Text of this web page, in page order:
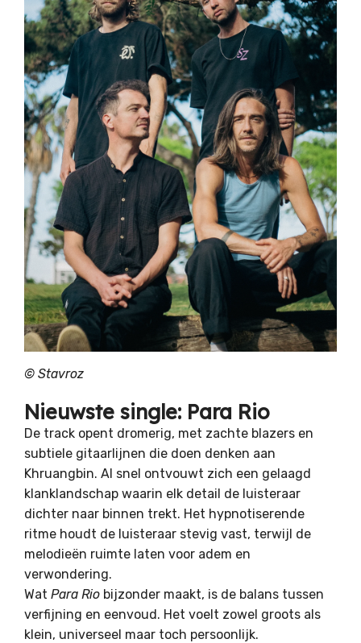
© Stavroz
Nieuwste single: Para Rio
De track opent dromerig, met zachte blazers en
subtiele gitaarlijnen die doen denken aan
Khruangbin. Al snel ontvouwt zich een gelaagd
klanklandschap waarin elk detail de luisteraar
dichter naar binnen trekt. Het hypnotiserende
ritme houdt de luisteraar stevig vast, terwijl de
melodieën ruimte laten voor adem en
verwondering.
Wat Para Rio bijzonder maakt, is de balans tussen
verfijning en eenvoud. Het voelt zowel groots als
klein, universeel maar toch persoonlijk.